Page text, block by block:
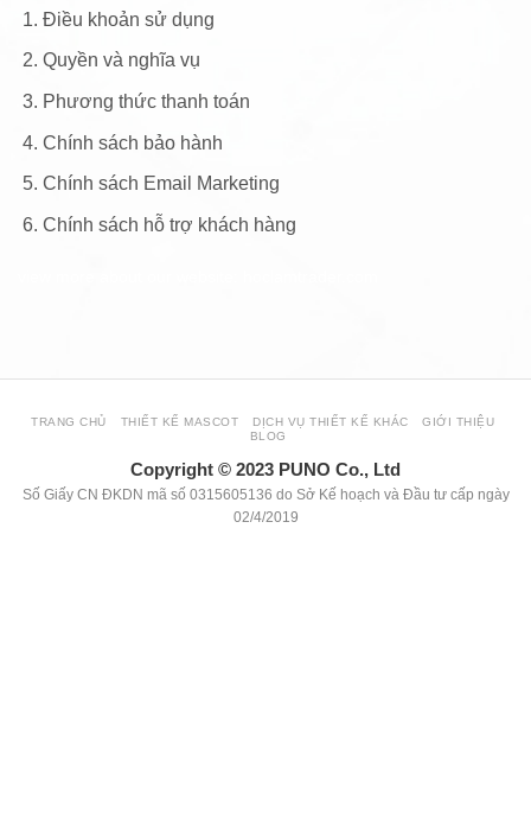
Điều khoản sử dụng
Quyền và nghĩa vụ
Phương thức thanh toán
Chính sách bảo hành
Chính sách Email Marketing
Chính sách hỗ trợ khách hàng
TRANG CHỦ THIẾT KẾ MASCOT DỊCH VỤ THIẾT KẾ KHÁC
GIỚI THIỆU
BLOG
Copyright © 2023 PUNO Co., Ltd
Số Giấy CN ĐKDN mã số 0315605136 do Sở Kế hoạch và Đầu tư cấp ngày
02/4/2019